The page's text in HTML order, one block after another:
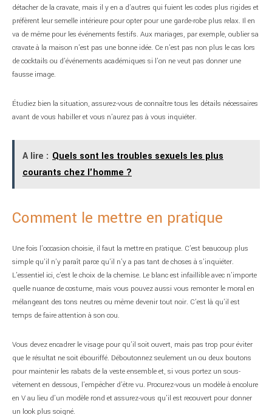
détacher de la cravate, mais il y en a d’autres qui fuient les codes plus rigides et
préfèrent leur semelle intérieure pour opter pour une garde-robe plus relax. Il en
va de même pour les événements festifs. Aux mariages, par exemple, oublier sa
cravate à la maison n’est pas une bonne idée. Ce n’est pas non plus le cas lors
de cocktails ou d’événements académiques si l’on ne veut pas donner une
fausse image.
Étudiez bien la situation, assurez-vous de connaître tous les détails nécessaires
avant de vous habiller et vous n’aurez pas à vous inquiéter.
A lire : Quels sont les troubles sexuels les plus
courants chez l'homme ?
Comment le mettre en pratique
Une fois l’occasion choisie, il faut la mettre en pratique. C’est beaucoup plus
simple qu’il n’y paraît parce qu’il n’y a pas tant de choses à s’inquiéter.
L’essentiel ici, c’est le choix de la chemise. Le blanc est infaillible avec n’importe
quelle nuance de costume, mais vous pouvez aussi vous remonter le moral en
mélangeant des tons neutres ou même devenir tout noir. C’est là qu’il est
temps de faire attention à son cou.
Vous devez encadrer le visage pour qu’il soit ouvert, mais pas trop pour éviter
que le résultat ne soit ébouriffé. Déboutonnez seulement un ou deux boutons
pour maintenir les rabats de la veste ensemble et, si vous portez un sous-
vêtement en dessous, l’empêcher d’être vu. Procurez-vous un modèle à encolure
en V au lieu d’un modèle rond et assurez-vous qu’il est recouvert pour donner
un look plus soigné.